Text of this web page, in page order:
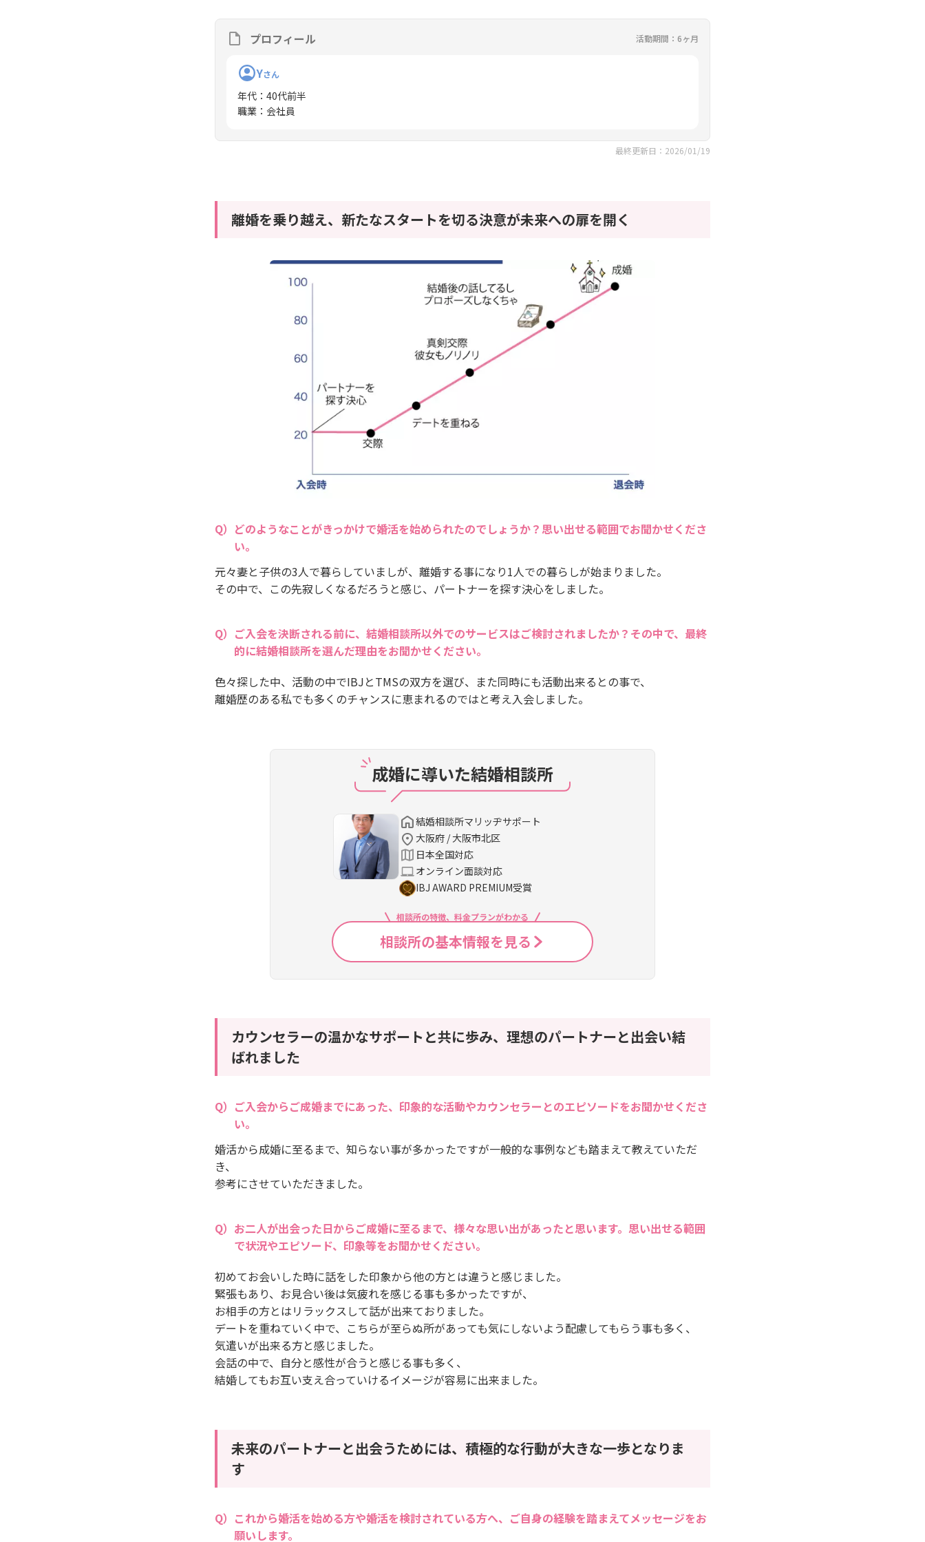
プロフィール 活動期間：6ヶ月
Yさん
年代 ： 40代前半
職業 ： 会社員
最終更新日：2026/01/19
離婚を乗り越え、新たなスタートを切る決意が未来への扉を開く
どのようなことがきっかけで婚活を始められたのでしょうか？思い出せる範囲でお聞かせくださ
い。
元々妻と子供の3人で暮らしていましが、離婚する事になり1人での暮らしが始まりました。
その中で、この先寂しくなるだろうと感じ、パートナーを探す決心をしました。
ご入会を決断される前に、結婚相談所以外でのサービスはご検討されましたか？その中で、最終
的に結婚相談所を選んだ理由をお聞かせください。
色々探した中、活動の中でIBJとTMSの双方を選び、また同時にも活動出来るとの事で、
離婚歴のある私でも多くのチャンスに恵まれるのではと考え入会しました。
成婚に導いた結婚相談所
結婚相談所マリッヂサポート
大阪府 / 大阪市北区
日本全国対応
オンライン面談対応
IBJ AWARD PREMIUM受賞
相談所の特徴、料金プランがわかる
相談所の基本情報を見る
カウンセラーの温かなサポートと共に歩み、理想のパートナーと出会い結
ばれました
ご入会からご成婚までにあった、印象的な活動やカウンセラーとのエピソードをお聞かせくださ
い。
婚活から成婚に至るまで、知らない事が多かったですが一般的な事例なども踏まえて教えていただ
き、
参考にさせていただきました。
お二人が出会った日からご成婚に至るまで、様々な思い出があったと思います。思い出せる範囲
で状況やエピソード、印象等をお聞かせください。
初めてお会いした時に話をした印象から他の方とは違うと感じました。
緊張もあり、お見合い後は気疲れを感じる事も多かったですが、
お相手の方とはリラックスして話が出来ておりました。
デートを重ねていく中で、こちらが至らぬ所があっても気にしないよう配慮してもらう事も多く、
気遣いが出来る方と感じました。
会話の中で、自分と感性が合うと感じる事も多く、
結婚してもお互い支え合っていけるイメージが容易に出来ました。
未来のパートナーと出会うためには、積極的な行動が大きな一歩となりま
す
これから婚活を始める方や婚活を検討されている方へ、ご自身の経験を踏まえてメッセージをお
願いします。